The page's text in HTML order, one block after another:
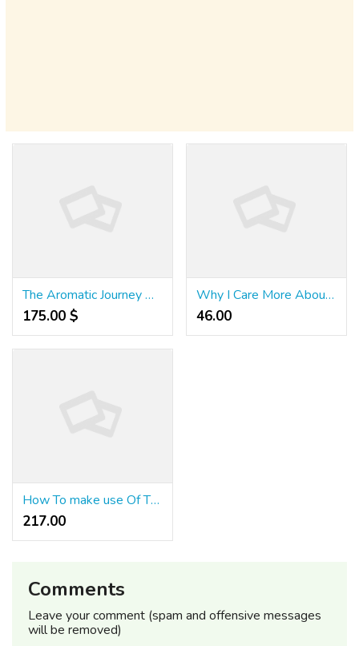
The Aromatic Journey Of Masala Chai: A Story Of Tradition And Flavor
175.00 $
Why I Care More About Creative Direction Than Surface Activity on Instagram
46.00 ₹
How To make use Of The XROS 5: Settings, Controls And Setup Information
217.00 ₹
Comments
Leave your comment (spam and offensive messages
will be removed)